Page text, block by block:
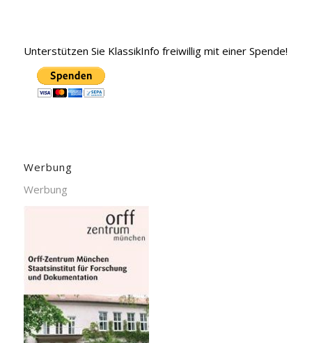
Unterstützen Sie KlassikInfo freiwillig mit einer Spende!
Werbung
Werbung